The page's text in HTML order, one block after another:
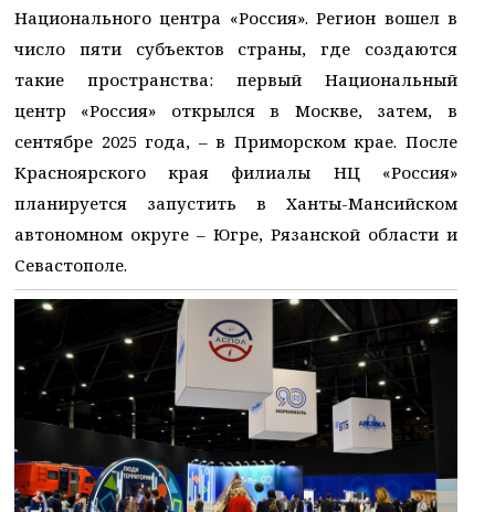
Национального центра «Россия». Регион вошел в
число пяти субъектов страны, где создаются
такие пространства: первый Национальный
центр «Россия» открылся в Москве, затем, в
сентябре 2025 года, – в Приморском крае. После
Красноярского края филиалы НЦ «Россия»
планируется запустить в Ханты-Мансийском
автономном округе – Югре, Рязанской области и
Севастополе.